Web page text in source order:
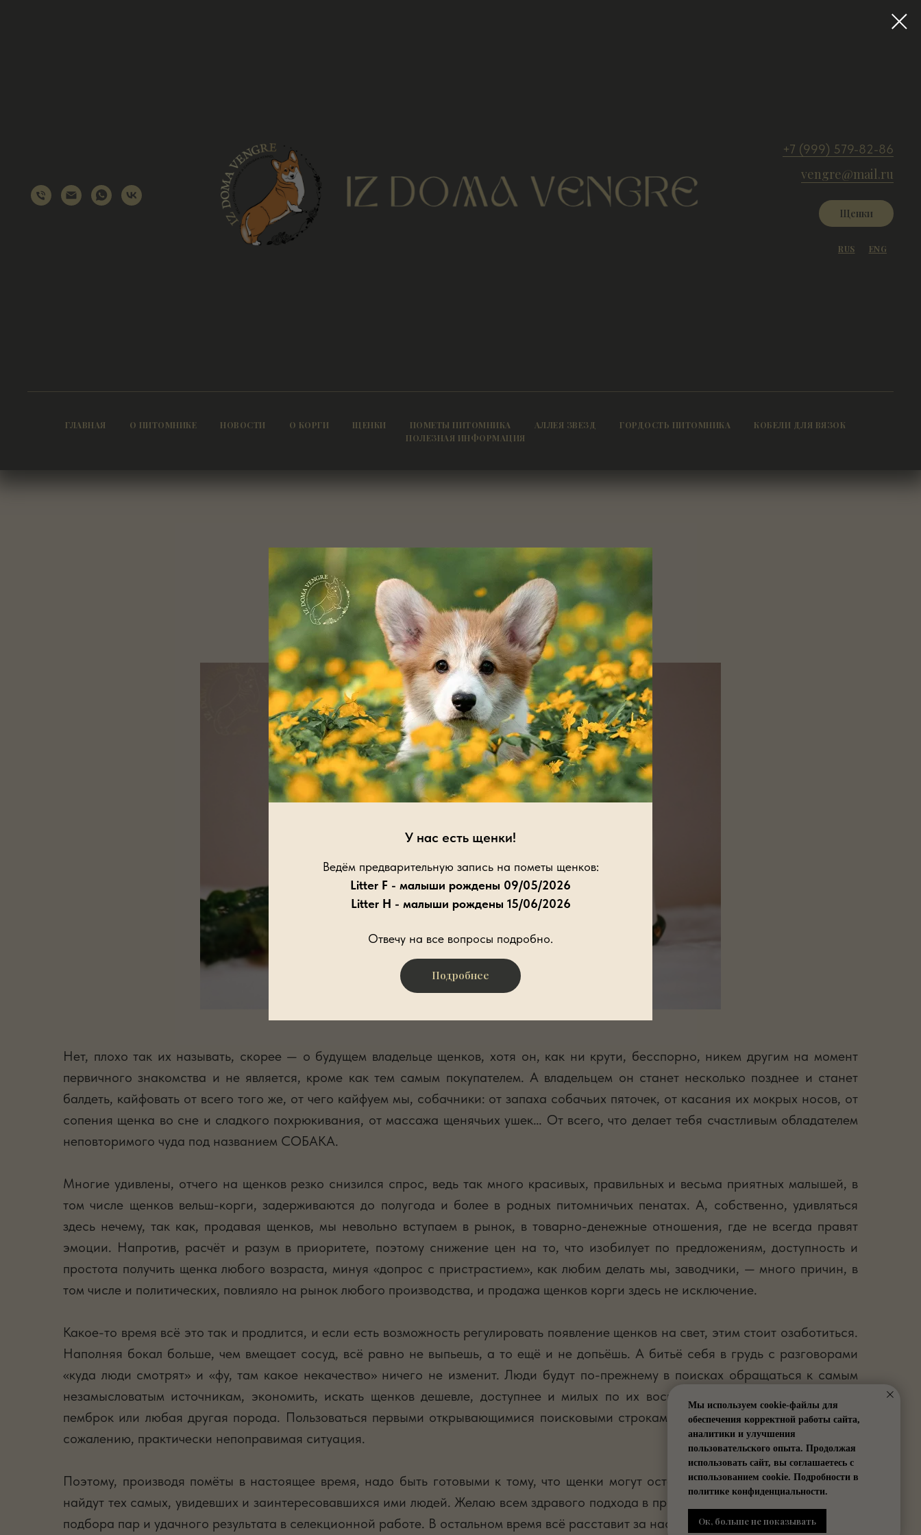
+7 (999) 579-82-86
vengre@mail.ru
Щенки
RUS ENG
ГЛАВНАЯ О ПИТОМНИКЕ НОВОСТИ О КОРГИ ЩЕНКИ ПОМЕТЫ ПИТОМНИКА АЛЛЕЯ ЗВЕЗД ГОРДОСТЬ ПИТОМНИКА
КОБЕЛИ ДЛЯ ВЯЗОК
ПОЛЕЗНАЯ ИНФОРМАЦИЯ
У нас есть щенки!
Ведём предварительную запись на пометы щенков:
Litter F - малыши рождены 09/05/2026
Litter H - малыши рождены 15/06/2026
Отвечу на все вопросы подробно.
Подробнее
Мы используем cookie-файлы для
обеспечения корректной работы сайта,
аналитики и улучшения
пользовательского опыта. Продолжая
использовать сайт, вы соглашаетесь с
использованием cookie. Подробности в
политике конфиденциальности.
Ок, больше не показывать
Чем бы дитя ни тешилось…
Или ещё раз о покупателе
Нет, плохо так их называть, скорее — о будущем владельце щенков, хотя он, как ни крути, бесспорно, никем другим на момент
первичного знакомства и не является, кроме как тем самым покупателем. А владельцем он станет несколько позднее и станет
балдеть, кайфовать от всего того же, от чего кайфуем мы, собачники: от запаха собачьих пяточек, от касания их мокрых носов, от
сопения щенка во сне и сладкого похрюкивания, от массажа щенячьих ушек… От всего, что делает тебя счастливым обладателем
неповторимого чуда под названием СОБАКА.
Многие удивлены, отчего на щенков резко снизился спрос, ведь так много красивых, правильных и весьма приятных малышей, в
том числе щенков вельш-корги, задерживаются до полугода и более в родных питомничьих пенатах. А, собственно, удивляться
здесь нечему, так как, продавая щенков, мы невольно вступаем в рынок, в товарно-денежные отношения, где не всегда правят
эмоции. Напротив, расчёт и разум в приоритете, поэтому снижение цен на то, что изобилует по предложениям, доступность и
простота получить щенка любого возраста, минуя «допрос с пристрастием», как любим делать мы, заводчики, — много причин, в
том числе и политических, повлияло на рынок любого производства, и продажа щенков корги здесь не исключение.
Какое-то время всё это так и продлится, и если есть возможность регулировать появление щенков на свет, этим стоит озаботиться.
Наполняя бокал больше, чем вмещает сосуд, всё равно не выпьешь, а то ещё и не допьёшь. А битьё себя в грудь с разговорами
«куда люди смотрят» и «фу, там какое некачество» ничего не изменит. Люди будут по-прежнему в поисках обращаться к самым
незамысловатым источникам, экономить, искать щенков дешевле, доступнее и милых по их восприятию прекрасного, будь то
пемброк или любая другая порода. Пользоваться первыми открывающимися поисковыми строками в ответ на запрос — и это, к
сожалению, практически непоправимая ситуация.
Поэтому, производя помёты в настоящее время, надо быть готовыми к тому, что щенки могут остаться с нами надолго, пока не
найдут тех самых, увидевших и заинтересовавшихся ими людей. Желаю всем здравого подхода в производстве щенков, грамотного
подбора пар и удачного результата в селекционной работе. В остальном время всё расставит за нас.